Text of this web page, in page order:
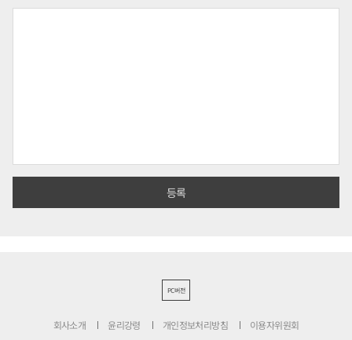
PC버전
회사소개 윤리강령 개인정보처리방침 이용자위원회